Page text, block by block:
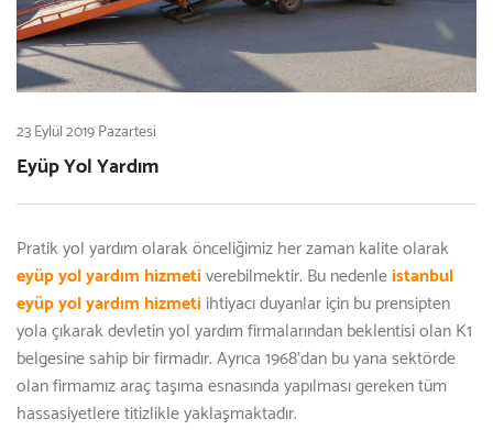
23 Eylül 2019 Pazartesi
Eyüp Yol Yardım
Pratik yol yardım olarak önceliğimiz her zaman kalite olarak
eyüp yol yardım hizmetiverebilmektir. Bu nedenleistanbul
eyüp yol yardım hizmeti ihtiyacı duyanlar için bu prensipten
yola çıkarak devletin yol yardım firmalarından beklentisi olan K1
belgesine sahip bir firmadır. Ayrıca 1968'dan bu yana sektörde
olan firmamız araç taşıma esnasında yapılması gereken tüm
hassasiyetlere titizlikle yaklaşmaktadır.